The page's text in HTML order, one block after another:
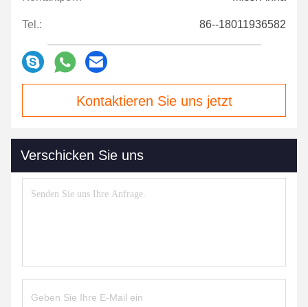
Tel.: 86--18011936582
Kontaktieren Sie uns jetzt
Verschicken Sie uns